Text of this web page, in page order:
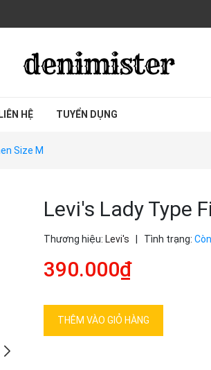
LIÊN HỆ TUYỂN DỤNG
Size M
Levi's Lady Type
Thương hiệu: Levi's Tình trạng:
390.000₫
THÊM VÀO GIỎ HÀNG